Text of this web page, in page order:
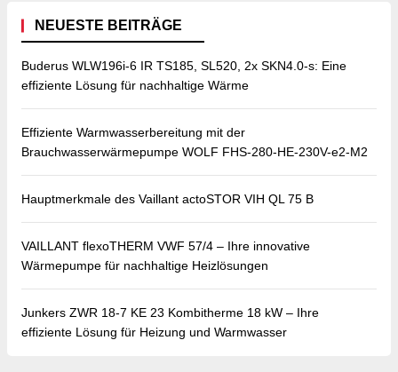
NEUESTE BEITRÄGE
Buderus WLW196i-6 IR TS185, SL520, 2x SKN4.0-s: Eine
effiziente Lösung für nachhaltige Wärme
Effiziente Warmwasserbereitung mit der
Brauchwasserwärmepumpe WOLF FHS-280-HE-230V-e2-M2
Hauptmerkmale des Vaillant actoSTOR VIH QL 75 B
VAILLANT flexoTHERM VWF 57/4 – Ihre innovative
Wärmepumpe für nachhaltige Heizlösungen
Junkers ZWR 18-7 KE 23 Kombitherme 18 kW – Ihre
effiziente Lösung für Heizung und Warmwasser